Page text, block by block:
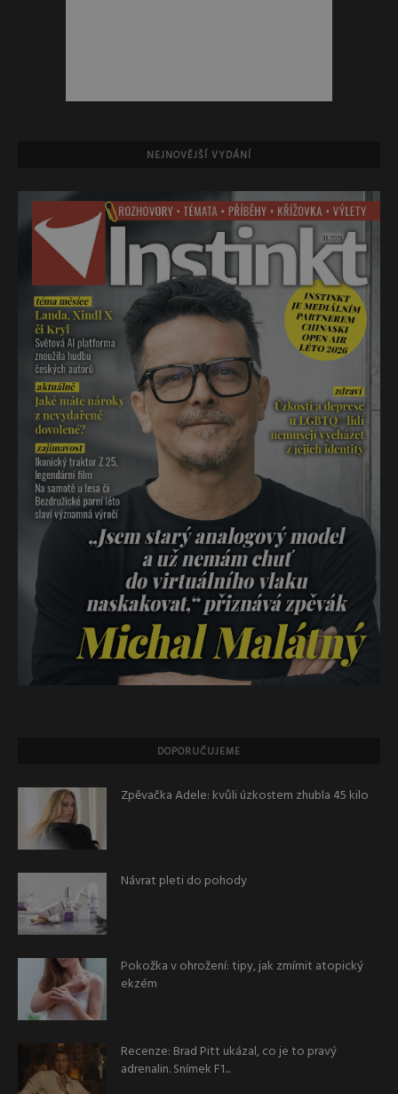
NEJNOVĚJŠÍ VYDÁNÍ
DOPORUČUJEME
Zpěvačka Adele: kvůli úzkostem zhubla 45 kilo
Návrat pleti do pohody
Pokožka v ohrožení: tipy, jak zmírnit atopický
ekzém
Recenze: Brad Pitt ukázal, co je to pravý
adrenalin. Snímek F1...